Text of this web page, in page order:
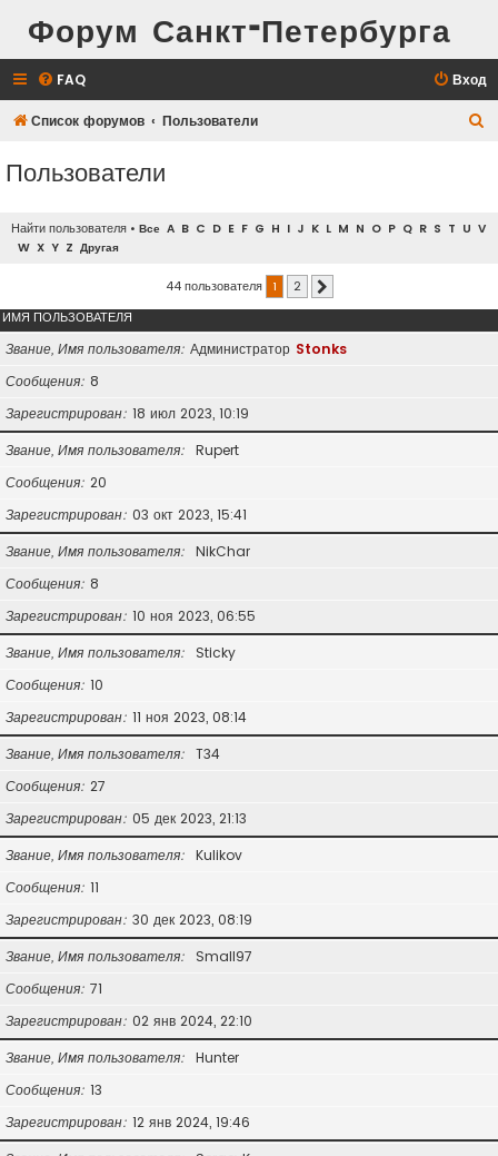
Форум Санкт-Петербурга
FAQ Вход
Список форумов Пользователи
Пользователи
Найти пользователя • Все A B C D E F G H I J K L M N O P Q R S T U V
W X Y Z Другая
44 пользователя 1 2
ИМЯ ПОЛЬЗОВАТЕЛЯ
Звание, Имя пользователя Администратор Stonks
Сообщения 8
Зарегистрирован 18 июл 2023, 10:19
Звание, Имя пользователя
Rupert
Сообщения 20
Зарегистрирован 03 окт 2023, 15:41
Звание, Имя пользователя
NikChar
Сообщения 8
Зарегистрирован 10 ноя 2023, 06:55
Звание, Имя пользователя
Sticky
Сообщения 10
Зарегистрирован 11 ноя 2023, 08:14
Звание, Имя пользователя
T34
Сообщения 27
Зарегистрирован 05 дек 2023, 21:13
Звание, Имя пользователя
Kulikov
Сообщения 11
Зарегистрирован 30 дек 2023, 08:19
Звание, Имя пользователя
Small97
Сообщения 71
Зарегистрирован 02 янв 2024, 22:10
Звание, Имя пользователя
Hunter
Сообщения 13
Зарегистрирован 12 янв 2024, 19:46